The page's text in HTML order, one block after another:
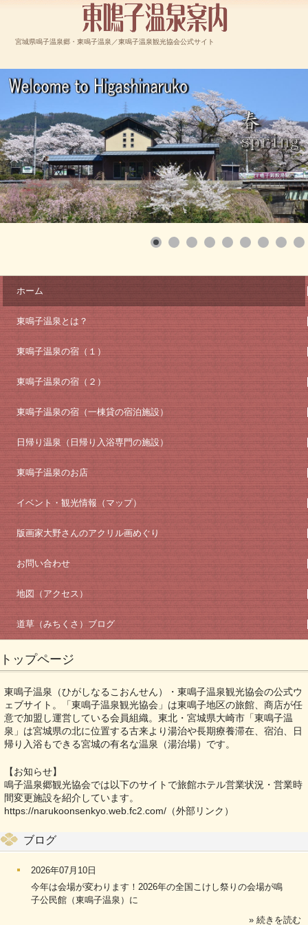
宮城県鳴子温泉郷・東鳴子温泉／東鳴子温泉観光協会公式サイト
ホーム
東鳴子温泉とは？
東鳴子温泉の宿（１）
東鳴子温泉の宿（２）
東鳴子温泉の宿（一棟貸の宿泊施設）
日帰り温泉（日帰り入浴専門の施設）
東鳴子温泉のお店
イベント・観光情報（マップ）
版画家大野さんのアクリル画めぐり
お問い合わせ
地図（アクセス）
道草（みちくさ）ブログ
トップページ
東鳴子温泉（ひがしなるこおんせん）・東鳴子温泉観光協会の公式ウ
ェブサイト。「東鳴子温泉観光協会」は東鳴子地区の旅館、商店が任
意で加盟し運営している会員組織。東北・宮城県大崎市「東鳴子温
泉」は宮城県の北に位置する古来より湯治や長期療養滞在、宿泊、日
帰り入浴もできる宮城の有名な温泉（湯治場）です。
【お知らせ】
鳴子温泉郷観光協会では以下のサイトで旅館ホテル営業状況・営業時
間変更施設を紹介しています。
https://narukoonsenkyo.web.fc2.com/ （外部リンク）
ブログ
2026年07月10日
今年は会場が変わります！2026年の全国こけし祭りの会場が鳴
子公民館（東鳴子温泉）に
» 続きを読む